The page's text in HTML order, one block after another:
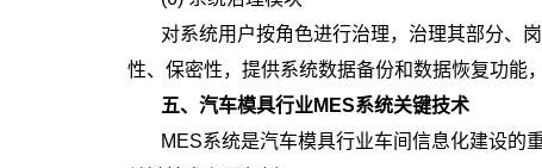
对系统用户按角色进行治理，治理其部分、
性、保密性，提供系统数据备份和数据恢复功能
五、汽车模具行业MES系统关键技术
MES系统是汽车模具行业车间信息化建设的